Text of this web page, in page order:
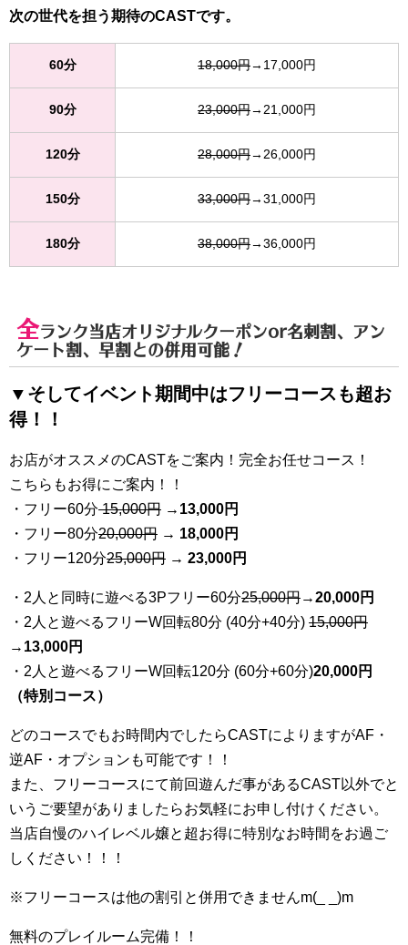
次の世代を担う期待のCASTです。
60分 18,000円→17,000円
90分 23,000円→21,000円
120分 28,000円→26,000円
150分 33,000円→31,000円
180分 38,000円→36,000円
全ランク当店オリジナルクーポンor名刺割、アン
ケート割、早割 との併用可能！
▼そしてイベント期間中はフリーコースも超お
得！！
お店がオススメのCASTをご案内！完全お任せコース！
こちらもお得にご案内！！
・フリー60分15,000円 → 13,000円
・フリー80分20,000円 → 18,000円
・フリー120分25,000円 → 23,000円
・2人と同時に遊べる3Pフリー60分25,000円→20,000円
・2人と遊べるフリーW回転80分 (40分+40分) 15,000円
→ 13,000円
・2人と遊べるフリーW回転120分 (60分+60分)20,000円
（特別コース）
どのコースでもお時間内でしたらCASTによりますがAF・
逆AF・オプションも可能です！！
また、フリーコースにて前回遊んだ事があるCAST以外でと
いうご要望がありましたらお気軽にお申し付けください。
当店自慢のハイレベル嬢と超お得に特別なお時間をお過ご
しください！！！
※フリーコースは他の割引と併用できませんm(_ _)m
無料のプレイルーム完備！！